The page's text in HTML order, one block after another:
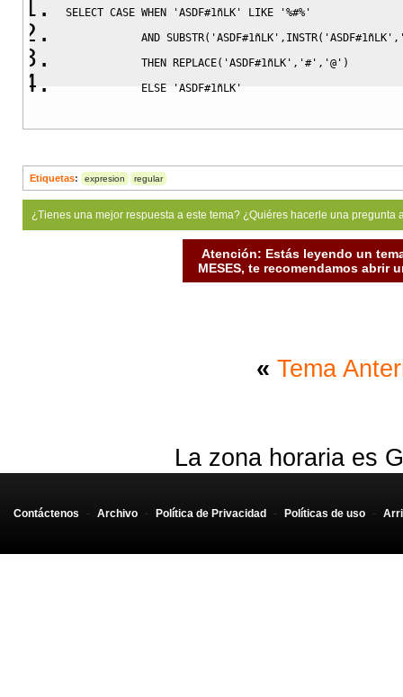
SELECT CASE WHEN 'ASDF#1ñLK' LIKE
'%#%'
AND SUBSTR( 'ASDF#1ñLK' , INSTR( 'ASDF#1ñLK' ,
THEN REPLACE( 'ASDF#1ñLK' , '#' , '@' )
ELSE
'ASDF#1ñLK'
Etiquetas: expresion regular
¿Tienes una mejor respuesta a este tema? ¿Quiéres hacerle una
Atención: Estás leyendo un
MESES, te recomendamos abrir
« Tema
La zona horaria es
Contáctenos - Archivo - Política de Privacidad - Políticas de uso -